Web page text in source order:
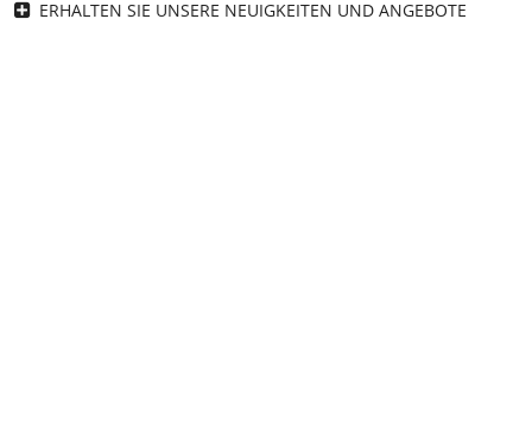
ERHALTEN SIE UNSERE NEUIGKEITEN UND ANGEBOTE